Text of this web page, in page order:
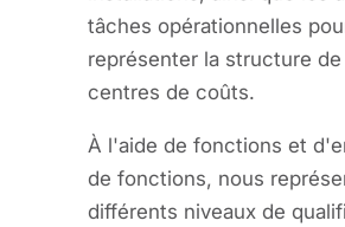
tâches opérationnelles
représenter la structure de
centres de coûts.
À l'aide de fonctions et
de fonctions, nous
différents niveaux de